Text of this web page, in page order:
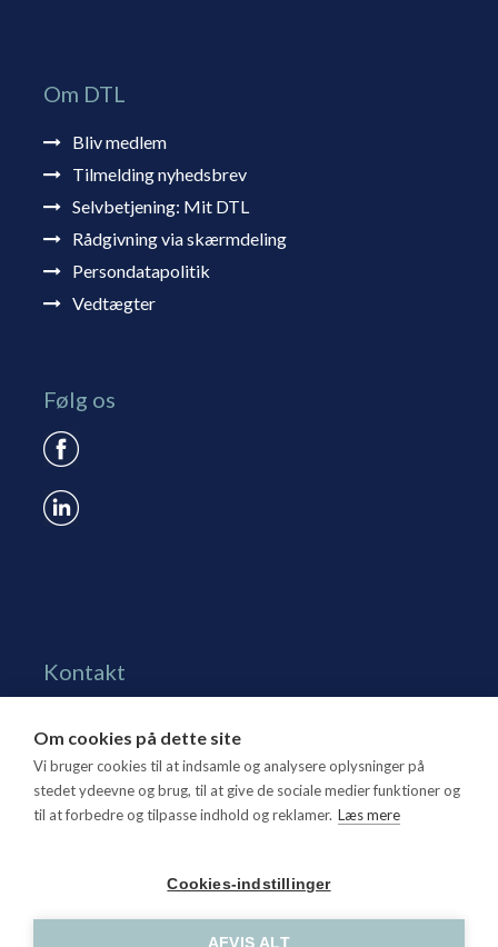
Om DTL
Bliv medlem
Tilmelding nyhedsbrev
Selvbetjening: Mit DTL
Rådgivning via skærmdeling
Persondatapolitik
Vedtægter
Følg os
Kontakt
1270 Kbh. K
Tlf. 70 15 95 00
dtl@dtl.eu
Om cookies på dette site
Vi bruger cookies til at indsamle og analysere oplysninger på
stedet ydeevne og brug, til at give de sociale medier funktioner og
til at forbedre og tilpasse indhold og reklamer. Læs mere
Cookies-indstillinger
AFVIS ALT